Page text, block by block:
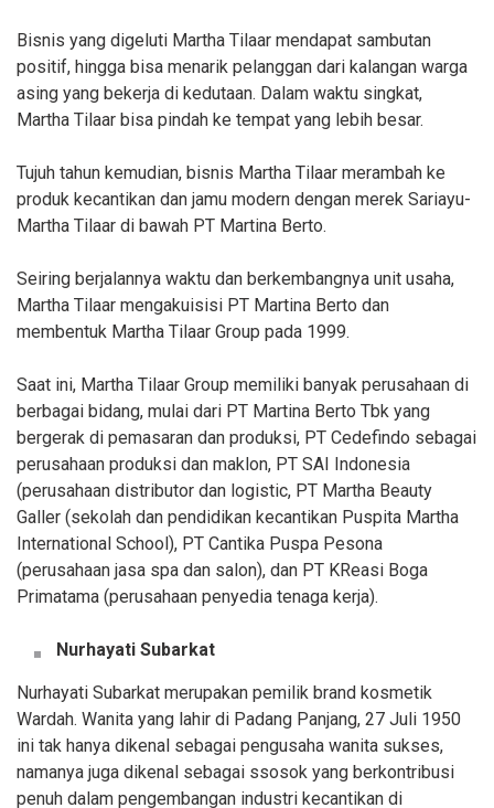
Bisnis yang digeluti Martha Tilaar mendapat sambutan
positif, hingga bisa menarik pelanggan dari kalangan warga
asing yang bekerja di kedutaan. Dalam waktu singkat,
Martha Tilaar bisa pindah ke tempat yang lebih besar.
Tujuh tahun kemudian, bisnis Martha Tilaar merambah ke
produk kecantikan dan jamu modern dengan merek Sariayu-
Martha Tilaar di bawah PT Martina Berto.
Seiring berjalannya waktu dan berkembangnya unit usaha,
Martha Tilaar mengakuisisi PT Martina Berto dan
membentuk Martha Tilaar Group pada 1999.
Saat ini, Martha Tilaar Group memiliki banyak perusahaan di
berbagai bidang, mulai dari PT Martina Berto Tbk yang
bergerak di pemasaran dan produksi, PT Cedefindo sebagai
perusahaan produksi dan maklon, PT SAI Indonesia
(perusahaan distributor dan logistic, PT Martha Beauty
Galler (sekolah dan pendidikan kecantikan Puspita Martha
International School), PT Cantika Puspa Pesona
(perusahaan jasa spa dan salon), dan PT KReasi Boga
Primatama (perusahaan penyedia tenaga kerja).
Nurhayati Subarkat
Nurhayati Subarkat merupakan pemilik brand kosmetik
Wardah. Wanita yang lahir di Padang Panjang, 27 Juli 1950
ini tak hanya dikenal sebagai pengusaha wanita sukses,
namanya juga dikenal sebagai ssosok yang berkontribusi
penuh dalam pengembangan industri kecantikan di